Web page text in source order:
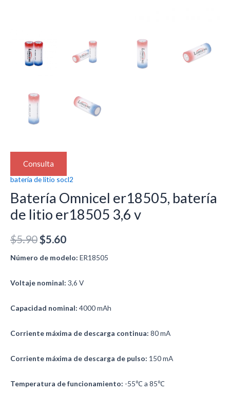
Consulta
batería de litio socl2
Batería Omnicel er18505, batería
de litio er18505 3,6 v
$5.90$5.60
Número de modelo: ER18505
Voltaje nominal: 3,6 V
Capacidad nominal: 4000 mAh
Corriente máxima de descarga continua: 80 mA
Corriente máxima de descarga de pulso: 150 mA
Temperatura de funcionamiento: -55℃ a 85℃